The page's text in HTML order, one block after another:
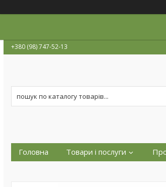
+380 (98) 747-52-13
Головна Товари і послуги